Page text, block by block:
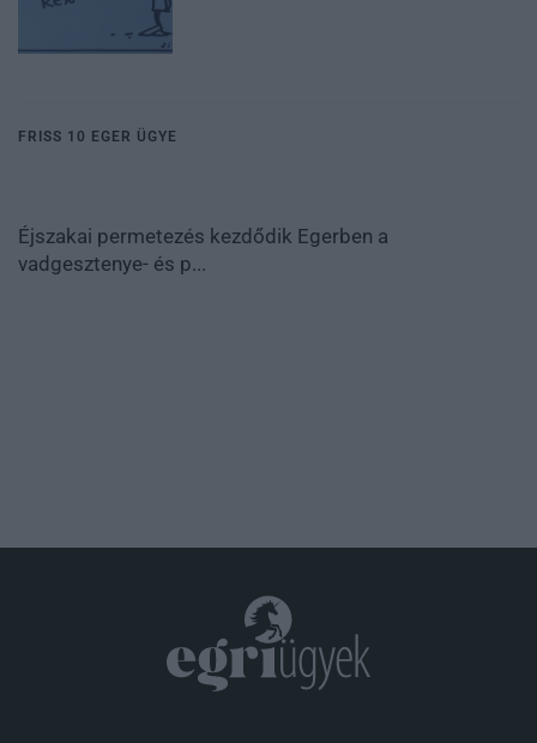
FRISS 10 EGER ÜGYE
Éjszakai permetezés kezdődik Egerben a
vadgesztenye- és p...